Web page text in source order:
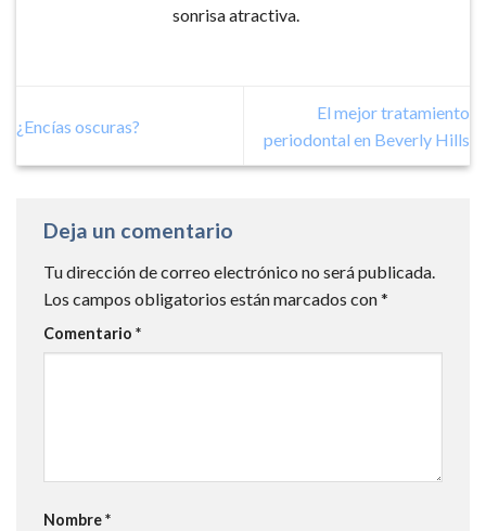
sonrisa atractiva.
¿Encías oscuras?
El mejor tratamiento
periodontal en Beverly Hills
Deja un comentario
Tu dirección de correo electrónico no será publicada.
Los campos obligatorios están marcados con*
Comentario *
Nombre*